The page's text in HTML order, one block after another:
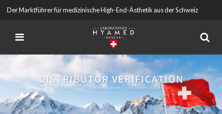
Der Marktführer für medizinische High-End-Ästhetik aus der Schweiz